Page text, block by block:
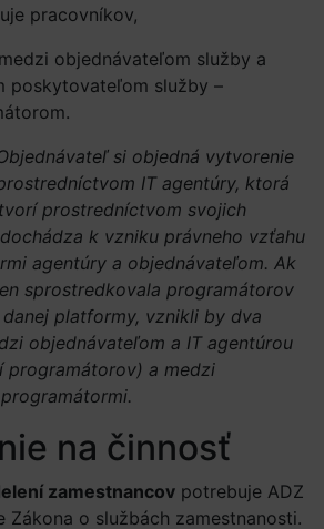
pracovníkov,
objednávateľom služby a
poskytovateľom služby –
si objedná vytvorenie
IT agentúry, ktorá
prostredníctvom svojich
k vzniku právneho vzťahu
agentúry a objednávateľom. Ak
sprostredkovala programátorov
platformy, vznikli by dva
objednávateľom a IT agentúrou
programátorov) a medzi
na činnosť
zamestnancov potrebuje ADZ
Zákona o službách zamestnanosti.